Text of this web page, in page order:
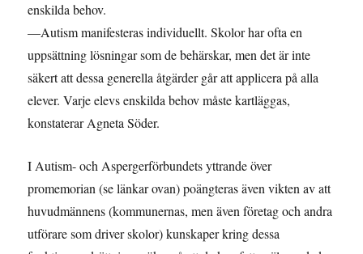
enskilda behov.
—Autism manifesteras individuellt. Skolor har ofta en
uppsättning lösningar som de behärskar, men det är inte
säkert att dessa generella åtgärder går att applicera på alla
elever. Varje elevs enskilda behov måste kartläggas,
konstaterar Agneta Söder.
I Autism- och Aspergerförbundets yttrande över
promemorian (se länkar ovan) poängteras även vikten av att
huvudmännens (kommunernas, men även företag och andra
utförare som driver skolor) kunskaper kring dessa